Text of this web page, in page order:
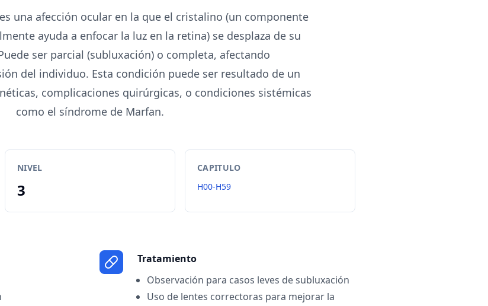
una afección ocular en la que el cristalino (un componente
ayuda a enfocar la luz en la retina) se desplaza de su
ser parcial (subluxación) o completa, afectando
del individuo. Esta condición puede ser resultado de un
complicaciones quirúrgicas, o condiciones sistémicas
como el síndrome de Marfan.
NIVEL
3
CAPITULO
H00-H59
Tratamiento
Observación para casos leves de subluxación
Uso de lentes correctoras para mejorar la